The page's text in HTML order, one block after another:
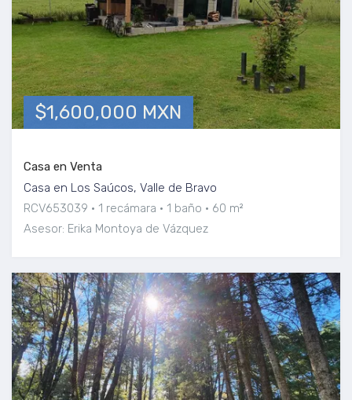
$1,600,000 MXN
Casa en Venta
Casa en Los Saúcos, Valle de Bravo
RCV653039
1 recámara 1 baño
60 m²
Asesor: Erika Montoya de Vázquez